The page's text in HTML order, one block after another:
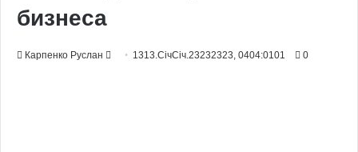
бизнеса
Карпенко Руслан
Send 1313.СічСіч.23232323, 0404:0101 0